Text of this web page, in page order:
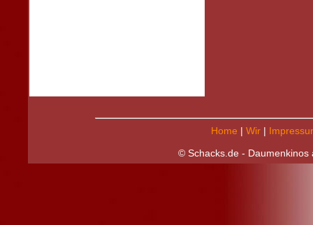
Home | Wir|
© Schacks.de - Daumenkinos